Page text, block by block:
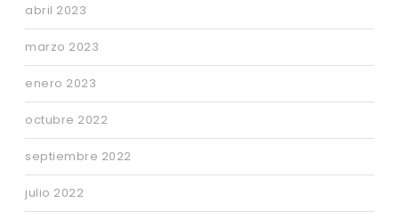
abril 2023
marzo 2023
enero 2023
octubre 2022
septiembre 2022
julio 2022